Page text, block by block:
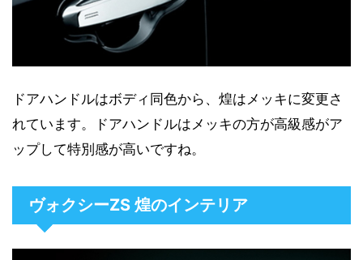
ドアハンドルはボディ同色から、煌はメッキに変更さ
れています。ドアハンドルはメッキの方が高級感がア
ップして特別感が高いですね。
ヴォクシーZS 煌のインテリア